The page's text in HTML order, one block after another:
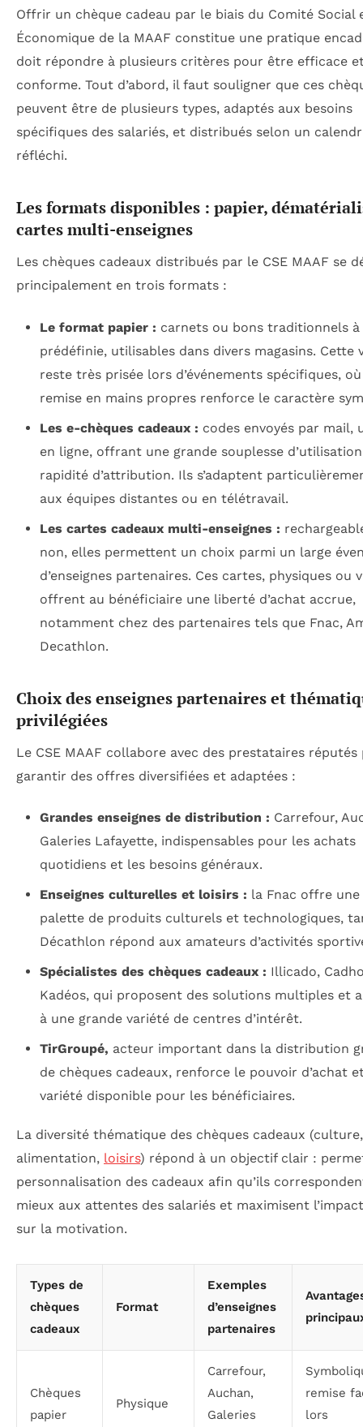
Offrir un chèque cadeau par le biais du Comité Social
Économique de la MAAF constitue une pratique
doit répondre à plusieurs critères pour être efficace
conforme. Tout d’abord, il faut souligner que ces
peuvent être de plusieurs types, adaptés aux besoins
spécifiques des salariés, et distribués selon un
réfléchi.
Les formats disponibles : papier,
cartes multi-enseignes
Les chèques cadeaux distribués par le CSE MAAF se
principalement en trois formats :
Le format papier : carnets ou bons traditionnels à
prédéfinie, utilisables dans divers magasins. Cette
reste très prisée lors d’événements spécifiques,
remise en mains propres renforce le caractère
Les e-chèques cadeaux : codes envoyés par mail,
en ligne, offrant une grande souplesse
rapidité d’attribution. Ils s’adaptent
aux équipes distantes ou en télétravail.
Les cartes cadeaux multi-enseignes :
non, elles permettent un choix parmi un large
d’enseignes partenaires. Ces cartes, physiques ou
offrent au bénéficiaire une liberté d’achat accrue,
notamment chez des partenaires tels que Fnac,
Decathlon.
Choix des enseignes partenaires et
privilégiées
Le CSE MAAF collabore avec des prestataires réputés
garantir des offres diversifiées et adaptées :
Grandes enseignes de distribution : Carrefour,
Galeries Lafayette, indispensables pour les achats
quotidiens et les besoins généraux.
Enseignes culturelles et loisirs : la Fnac offre une
palette de produits culturels et technologiques,
Décathlon répond aux amateurs d’activités
Spécialistes des chèques cadeaux : Illicado,
Kadéos, qui proposent des solutions multiples et
à une grande variété de centres d’intérêt.
TirGroupé, acteur important dans la distribution
de chèques cadeaux, renforce le pouvoir d’achat
variété disponible pour les bénéficiaires.
La diversité thématique des chèques cadeaux
alimentation, loisirs) répond à un objectif clair :
personnalisation des cadeaux afin qu’ils
mieux aux attentes des salariés et maximisent
sur la motivation.
Types de
chèques
cadeaux
Format
Exemples
d’enseignes
partenaires
Chèques
papier
Physique
Carrefour,
Auchan,
Galeries
remise
lors